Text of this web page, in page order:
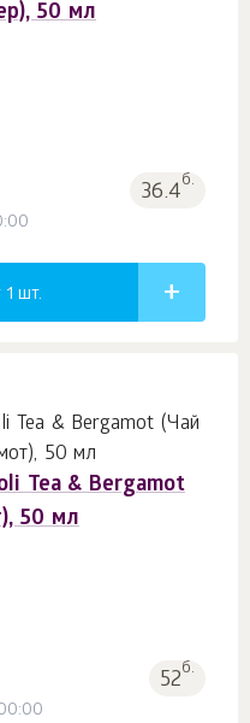
50 мл
36.4б.
шт.
Tea & Bergamot
50 мл
52б.